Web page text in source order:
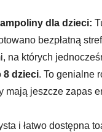
dla dzieci:
bezpłatną
na których
8 dzieci. To genialne
mają jeszcze zapas
i łatwo dostępna